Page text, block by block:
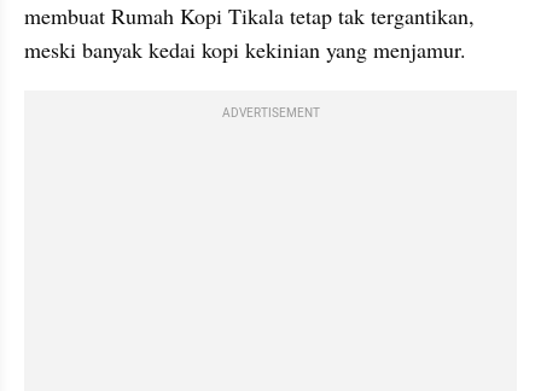
membuat Rumah Kopi Tikala tetap tak tergantikan,
meski banyak kedai kopi kekinian yang menjamur.
ADVERTISEMENT